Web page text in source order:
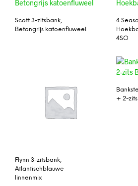
Scott 3-zitsbank,
Betongrijs katoenfluweel
4
4SO
Flynn 3-zitsbank,
Atlantischblauwe
linnenmix
+ 2-zits